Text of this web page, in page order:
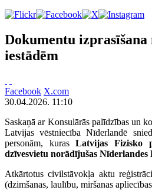
Dokumentu
iestādēm
Facebook X.com
30.04.2026. 11:10
Saskaņā ar Konsulārās palīdzības un
Latvijas vēstniecība Nīderlandē
personām, kurasLatvijas Fizisko
dzīvesvietu norādījušas Nīderlandes
Atkārtotus civilstāvokļa aktu
(dzimšanas, laulību, miršanas